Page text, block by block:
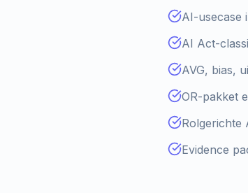
AI-usecase
AI Act-
AVG, bias,
OR-pakket
Rolgerichte
Evidence